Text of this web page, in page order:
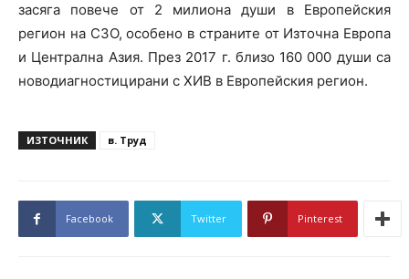
засяга повече от 2 милиона души в Европейския
регион на СЗО, особено в страните от Източна Европа
и Централна Азия. През 2017 г. близо 160 000 души са
новодиагностицирани с ХИВ в Европейския регион.
ИЗТОЧНИК в. Труд
Facebook Twitter Pinterest